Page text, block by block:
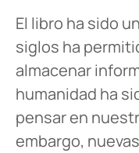
El libro ha sido
siglos ha
almacenar
humanidad ha
pensar en
embargo,